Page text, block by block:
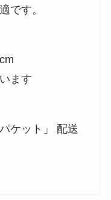
です。
ます
ケット」 配送